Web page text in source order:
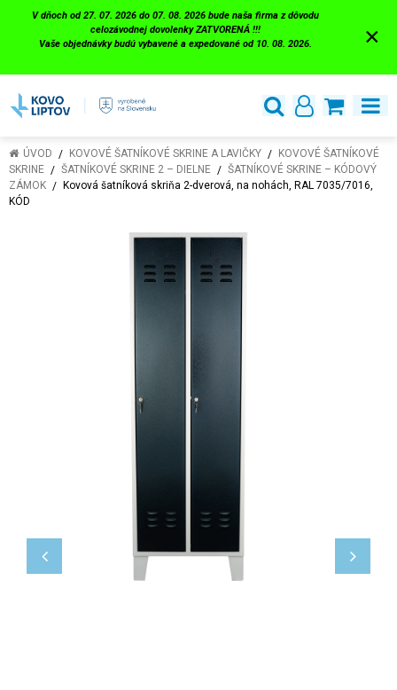
V dňoch od 27. 07. 2026 do 07. 08. 2026 bude naša firma z dôvodu
celozávodnej dovolenky ZATVORENÁ !!!
Vaše objednávky budú vybavené a expedované od 10. 08. 2026.
×
ÚVOD KOVOVÉ ŠATNÍKOVÉ SKRINE A LAVIČKY
KOVOVÉ ŠATNÍKOVÉ
SKRINE
ŠATNÍKOVÉ SKRINE 2 – DIELNE
ŠATNÍKOVÉ SKRINE – KÓDOVÝ
ZÁMOK
Kovová šatníková skriňa 2-dverová, na nohách, RAL 7035/7016,
KÓD